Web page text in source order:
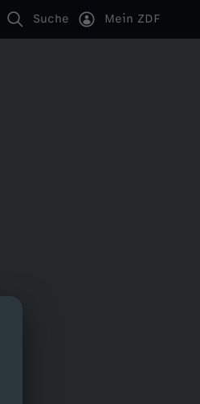
Suche Mein ZDF